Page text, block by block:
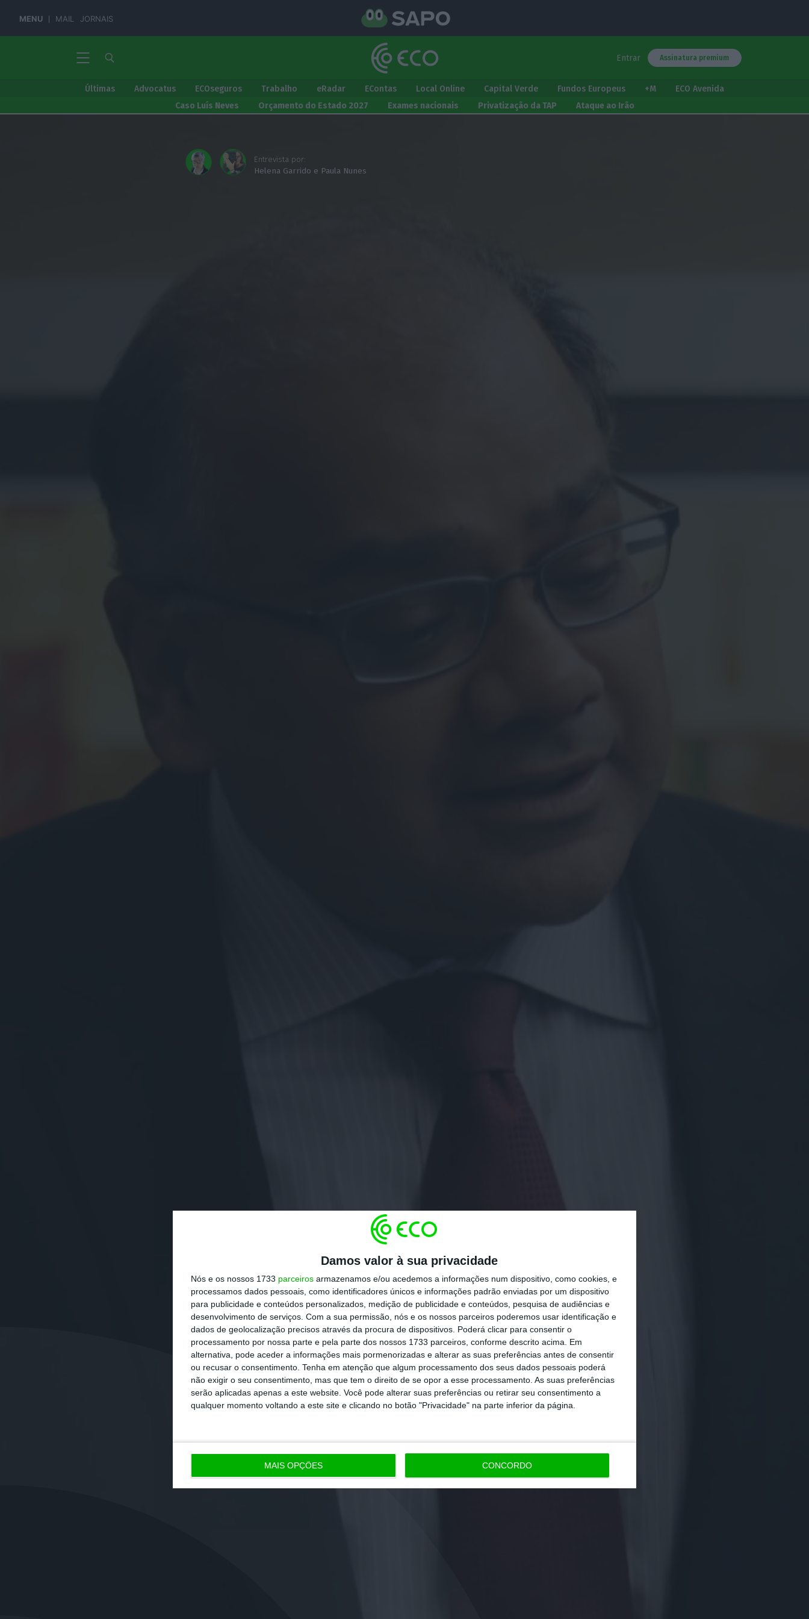
Damos valor à sua privacidade
Nós e os nossos 1733 parceiros armazenamos e/ou acedemos a informações num dispositivo, como cookies, e
processamos dados pessoais, como identificadores únicos e informações padrão enviadas por um dispositivo
para publicidade e conteúdos personalizados, medição de publicidade e conteúdos, pesquisa de audiências e
desenvolvimento de serviços. Com a sua permissão, nós e os nossos parceiros poderemos usar identificação e
dados de geolocalização precisos através da procura de dispositivos. Poderá clicar para consentir o
processamento por nossa parte e pela parte dos nossos 1733 parceiros, conforme descrito acima. Em
alternativa, pode aceder a informações mais pormenorizadas e alterar as suas preferências antes de consentir
ou recusar o consentimento. Tenha em atenção que algum processamento dos seus dados pessoais poderá
não exigir o seu consentimento, mas que tem o direito de se opor a esse processamento. As suas preferências
serão aplicadas apenas a este website. Você pode alterar suas preferências ou retirar seu consentimento a
qualquer momento voltando a este site e clicando no botão "Privacidade" na parte inferior da página.
MAIS OPÇÕES CONCORDO
MENU MAIL JORNAIS
Entrar Assinatura premium
Últimas Advocatus ECOseguros Trabalho eRadar EContas Local Online Capital Verde Fundos Europeus +M
ECO Avenida
Caso Luís Neves
Orçamento do Estado 2027 Exames nacionais Privatização da TAP Ataque ao Irão
Entrevista por:
Helena Garrido e Paula Nunes